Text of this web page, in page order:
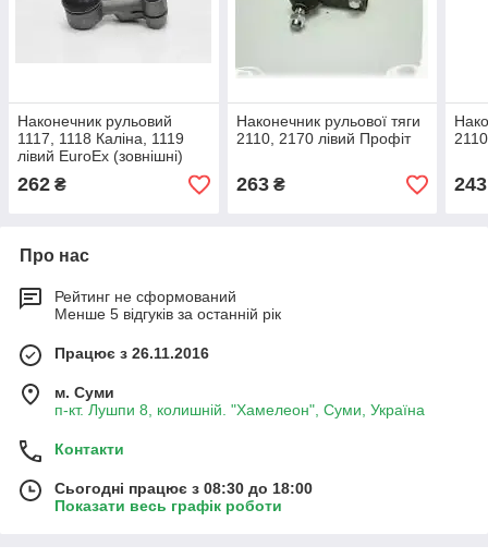
Наконечник рульовий
1117, 1118 Каліна, 1119
лівий EuroEx (зовнішні)
262 ₴
Наконечник рульової тяги
2110, 2170 лівий Профіт
263₴ 243
Про нас
Рейтинг не сформований
Менше 5 відгуків за останній рік
Працює з 26.11.2016
м. Суми
п-кт. Лушпи 8, колишній. "Хамелеон", Суми, Україна
Контакти
Сьогодні працює з 08:30 до 18:00
Показати весь графік роботи